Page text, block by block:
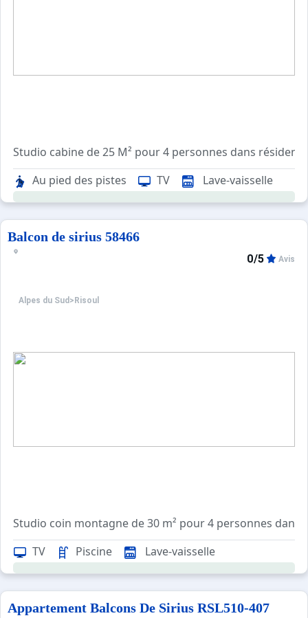
Studio cabine de 25 M² pour 4 personnes dans
Une cabine avec lit superposés de 1.60m pour
ATTENTION: 2 adultes et 2 enfants ( lits superposés)
Prestations en sus sur commande : location linge de lit
Tarifs préférentiels : cours de ski, matériel de ski,
Au pied des pistes TV Lave-vaisselle
Balcon de sirius 58466
Alpes du Sud > Risoul
0/5 Avis
Studio coin montagne de 30 m² pour 4 personnes
Une salle de bains et son wc.
Appartement pouvant accueillir des personnes à
ACCES PISCINE dans la résidence en
Prestations en sus sur commande : location linge de lit
TV Piscine Lave-vaisselle
Appartement Balcons De Sirius RSL510-407